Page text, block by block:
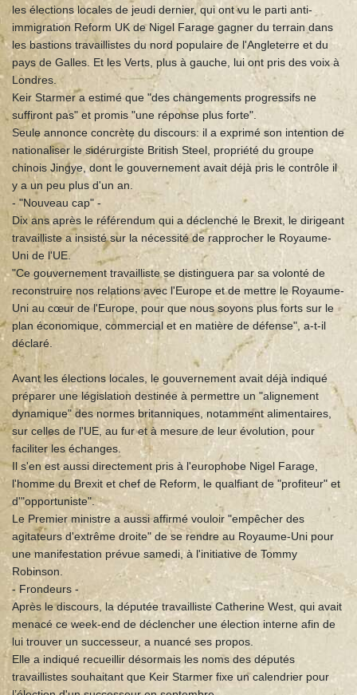
les élections locales de jeudi dernier, qui ont vu le parti anti-
immigration Reform UK de Nigel Farage gagner du terrain dans
les bastions travaillistes du nord populaire de l'Angleterre et du
pays de Galles. Et les Verts, plus à gauche, lui ont pris des voix à
Londres.
Keir Starmer a estimé que "des changements progressifs ne
suffiront pas" et promis "une réponse plus forte".
Seule annonce concrète du discours: il a exprimé son intention de
nationaliser le sidérurgiste British Steel, propriété du groupe
chinois Jingye, dont le gouvernement avait déjà pris le contrôle il
y a un peu plus d'un an.
- "Nouveau cap" -
Dix ans après le référendum qui a déclenché le Brexit, le dirigeant
travailliste a insisté sur la nécessité de rapprocher le Royaume-
Uni de l'UE.
"Ce gouvernement travailliste se distinguera par sa volonté de
reconstruire nos relations avec l'Europe et de mettre le Royaume-
Uni au cœur de l'Europe, pour que nous soyons plus forts sur le
plan économique, commercial et en matière de défense", a-t-il
déclaré.
Avant les élections locales, le gouvernement avait déjà indiqué
préparer une législation destinée à permettre un "alignement
dynamique" des normes britanniques, notamment alimentaires,
sur celles de l'UE, au fur et à mesure de leur évolution, pour
faciliter les échanges.
Il s'en est aussi directement pris à l'europhobe Nigel Farage,
l'homme du Brexit et chef de Reform, le qualfiant de "profiteur" et
d'"opportuniste".
Le Premier ministre a aussi affirmé vouloir "empêcher des
agitateurs d'extrême droite" de se rendre au Royaume-Uni pour
une manifestation prévue samedi, à l'initiative de Tommy
Robinson.
- Frondeurs -
Après le discours, la députée travailliste Catherine West, qui avait
menacé ce week-end de déclencher une élection interne afin de
lui trouver un successeur, a nuancé ses propos.
Elle a indiqué recueillir désormais les noms des députés
travaillistes souhaitant que Keir Starmer fixe un calendrier pour